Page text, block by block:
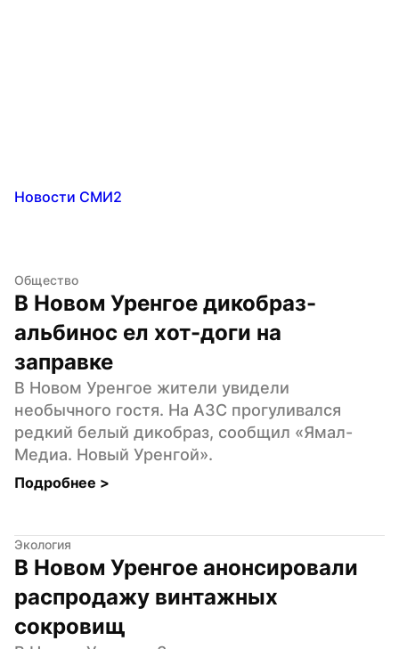
Новости СМИ2
Общество
В Новом Уренгое дикобраз-
альбинос ел хот-доги на
заправке
В Новом Уренгое жители увидели
необычного гостя. На АЗС прогуливался
редкий белый дикобраз, сообщил «Ямал-
Медиа. Новый Уренгой».
Подробнее >
Экология
В Новом Уренгое анонсировали
распродажу винтажных
сокровищ